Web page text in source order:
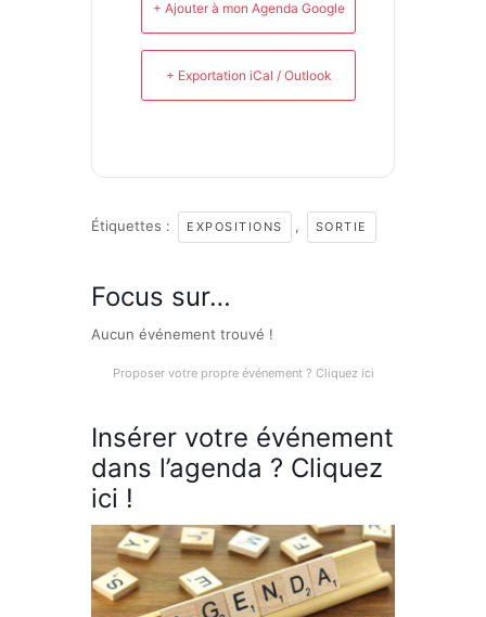
+ Ajouter à mon Agenda Google
+ Exportation iCal / Outlook
Étiquettes : EXPOSITIONS , SORTIE
Focus sur…
Aucun événement trouvé !
Proposer votre propre événement ? Cliquez ici
Insérer votre événement
dans l’agenda ? Cliquez
ici !